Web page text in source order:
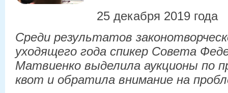
25 декабря 2019 года
Среди результатов
уходящего года спикер Совета
Матвиенко выделила аукционы по
квот и обратила внимание на